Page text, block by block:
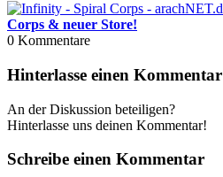
Corps & neuer Store!
0 Kommentare
Hinterlasse einen Kommentar
An der Diskussion beteiligen?
Hinterlasse uns deinen Kommentar!
Schreibe einen Kommentar